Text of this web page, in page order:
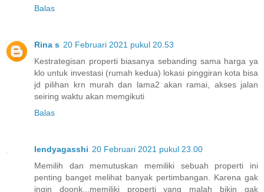
Balas
Rina s 20 Februari 2021 pukul 20.53
Kestrategisan properti biasanya sebanding sama harga ya
klo untuk investasi (rumah kedua) lokasi pinggiran kota bisa
jd pilihan krn murah dan lama2 akan ramai, akses jalan
seiring waktu akan memgikuti
Balas
lendyagasshi 20 Februari 2021 pukul 23.00
Memilih dan memutuskan memiliki sebuah properti ini
penting banget melihat banyak pertimbangan. Karena gak
ingin doonk...memiliki properti yang malah bikin gak